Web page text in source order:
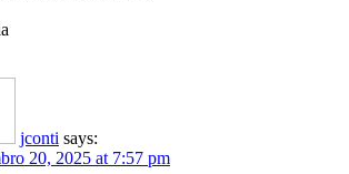
jconti says:
20, 2025 at 7:57 pm